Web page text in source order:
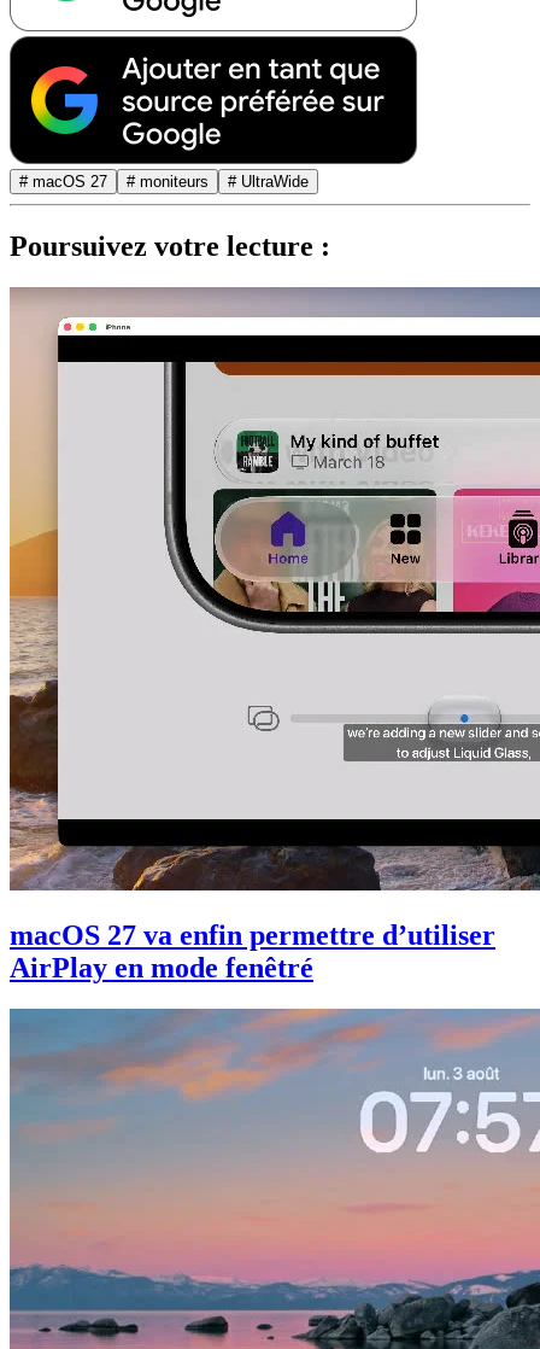
# macOS 27 # moniteurs # UltraWide
Poursuivez votre lecture :
macOS 27 va enfin permettre d’utiliser
AirPlay en mode fenêtré